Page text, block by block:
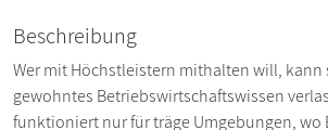
Beschreibung
Wer mit Höchstleistern mithalten will, kann
gewohntes Betriebswirtschaftswissen
funktioniert nur für träge Umgebungen, wo